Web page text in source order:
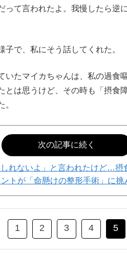
って言われたよ。我慢したら逆
で、私にそう話してくれた。
たマイカちゃんは、私の過食
とは思うけど、その時も「摂
。
次の記事に続く
しれないよ」と言われたけど…
トが「命懸けの整形手術」に挑
1 2 3 4 5